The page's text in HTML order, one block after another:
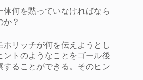
体何を黙っていなければなら
か？
ホリッチが何を伝えようとし
ントのようなことをゴール後
することができる。そのヒン